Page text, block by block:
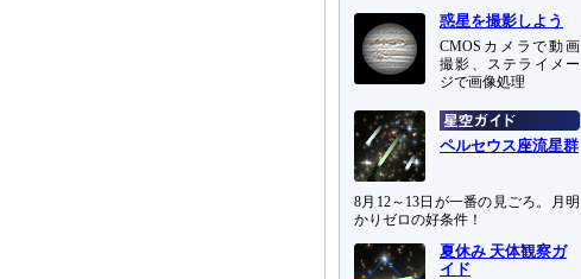
惑星を撮影しよう
CMOSカメラで動画
撮影、ステライメー
ジで画像処理
ペルセウス座流星群
8月12～13日が一番の見ごろ。月明
かりゼロの好条件！
夏休み 天体観察ガ
イド